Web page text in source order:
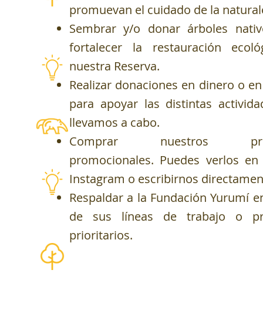
promuevan el cuidado de la
Sembrar y/o donar árboles
fortalecer la restauración
nuestra Reserva.
Realizar donaciones en dinero o
para apoyar las distintas
llevamos a cabo.
Comprar nuestros
promocionales. Puedes verlos
Instagram o escribirnos
Respaldar a la Fundación Yurumí
de sus líneas de trabajo o
prioritarios.